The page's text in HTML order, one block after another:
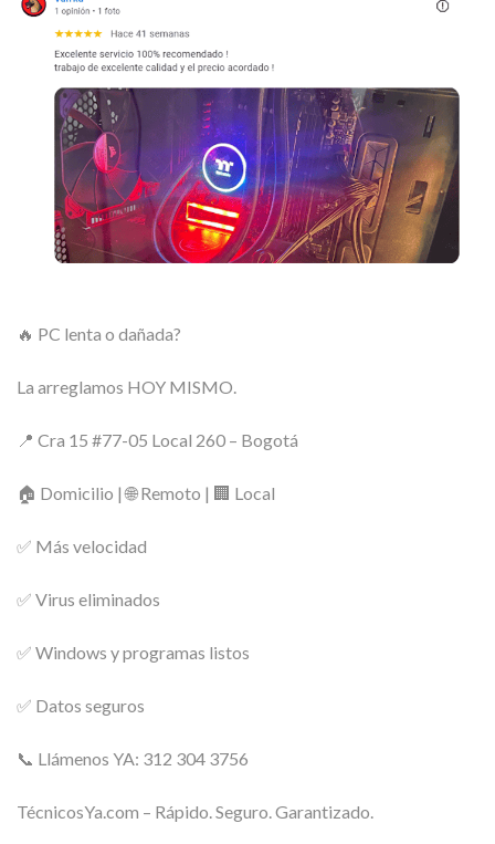
🔥 PC lenta o dañada?
La arreglamos HOY MISMO.
📍 Cra 15 #77-05 Local 260 – Bogotá
🏠 Domicilio | 🌐 Remoto | 🏢 Local
✅ Más velocidad
✅ Virus eliminados
✅ Windows y programas listos
✅ Datos seguros
📞 Llámenos YA: 312 304 3756
TécnicosYa.com – Rápido. Seguro. Garantizado.